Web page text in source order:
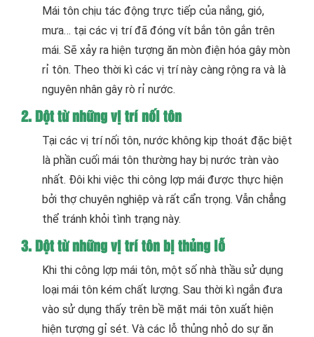
Mái tôn chịu tác động trực tiếp của nắng, gió,
mưa… tại các vị trí đã đóng vít bắn tôn gắn trên
mái. Sẽ xảy ra hiện tượng ăn mòn điện hóa gây mòn
rỉ tôn. Theo thời kì các vị trí này càng rộng ra và là
nguyên nhân gây rò rỉ nước.
2. Dột từ những vị trí nối tôn
Tại các vị trí nối tôn, nước không kịp thoát đặc biệt
là phần cuối mái tôn thường hay bị nước tràn vào
nhất. Đôi khi việc thi công lợp mái được thực hiện
bởi thợ chuyên nghiệp và rất cẩn trọng. Vẫn chẳng
thể tránh khỏi tình trạng này.
3. Dột từ những vị trí tôn bị thủng lỗ
Khi thi công lợp mái tôn, một số nhà thầu sử dụng
loại mái tôn kém chất lượng. Sau thời kì ngắn đưa
vào sử dụng thấy trên bề mặt mái tôn xuất hiện
hiện tượng gỉ sét. Và các lỗ thủng nhỏ do sự ăn